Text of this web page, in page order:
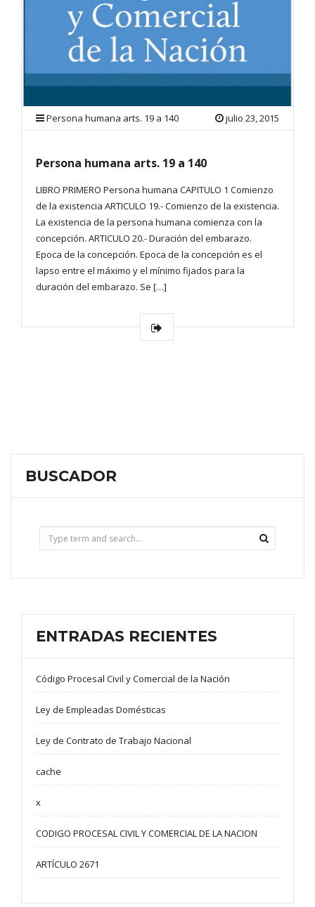
Persona humana arts. 19 a 140 julio 23, 2015
Persona humana arts. 19 a 140
LIBRO PRIMERO Persona humana CAPITULO 1 Comienzo
de la existencia ARTICULO 19.- Comienzo de la existencia.
La existencia de la persona humana comienza con la
concepción. ARTICULO 20.- Duración del embarazo.
Epoca de la concepción. Epoca de la concepción es el
lapso entre el máximo y el mínimo fijados para la
duración del embarazo. Se […]
BUSCADOR
ENTRADAS RECIENTES
Código Procesal Civil y Comercial de la Nación
Ley de Empleadas Domésticas
Ley de Contrato de Trabajo Nacional
cache
x
CODIGO PROCESAL CIVIL Y COMERCIAL DE LA NACION
ARTÍCULO 2671